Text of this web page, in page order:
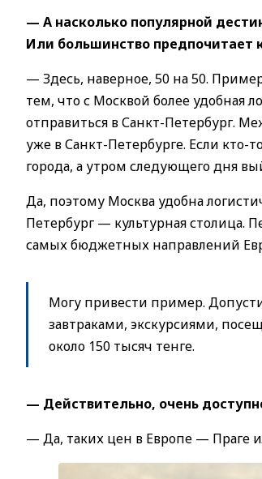
— А насколько популярной
Или большинство предпочитает
— Здесь, наверное, 50 на 50.
тем, что с Москвой более удобная
отправиться в Санкт-Петербург.
уже в Санкт-Петербурге. Если
города, а утром следующего дня
Да, поэтому Москва удобна
Петербург — культурная столица.
самых бюджетных направлений
Могу привести пример.
завтраками, экскурсиями,
около 150 тысяч тенге.
— Действительно, очень
— Да, таких цен в Европе — Праге